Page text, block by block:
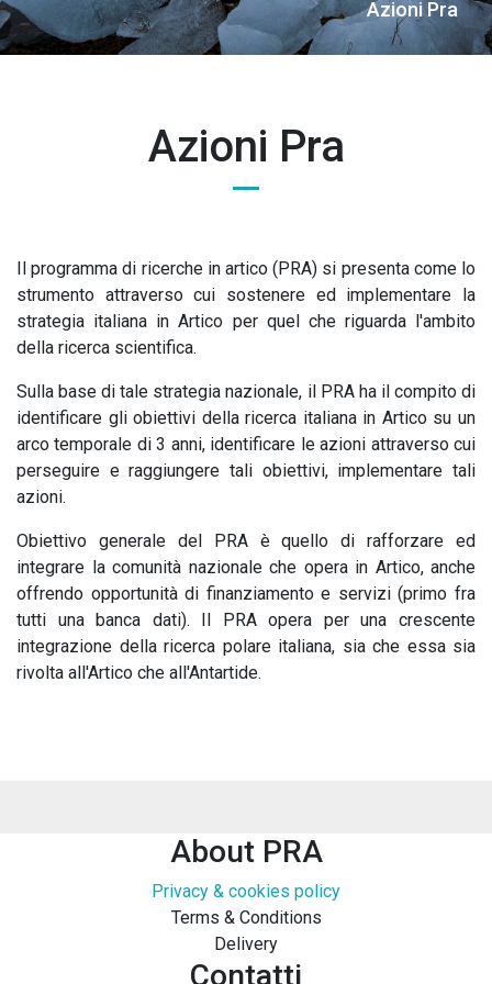
Azioni Pra
Azioni Pra
Il programma di ricerche in artico (PRA) si presenta come lo
strumento attraverso cui sostenere ed implementare la
strategia italiana in Artico per quel che riguarda l'ambito
della ricerca scientifica.
Sulla base di tale strategia nazionale, il PRA ha il compito di
identificare gli obiettivi della ricerca italiana in Artico su un
arco temporale di 3 anni, identificare le azioni attraverso cui
perseguire e raggiungere tali obiettivi, implementare tali
azioni.
Obiettivo generale del PRA è quello di rafforzare ed
integrare la comunità nazionale che opera in Artico, anche
offrendo opportunità di finanziamento e servizi (primo fra
tutti una banca dati). Il PRA opera per una crescente
integrazione della ricerca polare italiana, sia che essa sia
rivolta all'Artico che all'Antartide.
About PRA
Privacy & cookies policy
Terms & Conditions
Delivery
Contatti